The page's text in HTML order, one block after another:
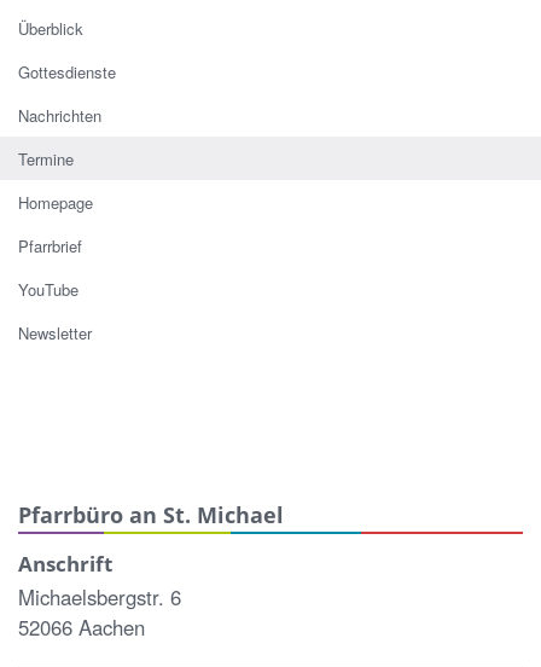
Überblick
Gottesdienste
Nachrichten
Termine
Homepage
Pfarrbrief
YouTube
Newsletter
Pfarrbüro an St. Michael
Anschrift
Michaelsbergstr. 6
52066 Aachen